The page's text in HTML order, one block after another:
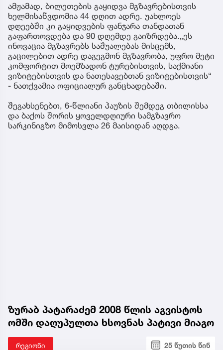
ამჟამად, ბილეთების გაყიდვა მგზავრებისთვის
ხელმისაწვდომია 44 დღით ადრე. უახლოეს
დღეებში კი გაყიდვების ფანჯარა თანდათან
გაფართოვდება და 90 დღემდე გაიზრდება.„ეს
ინოვაცია მგზავრებს საშუალებას მისცემს,
გაცილებით ადრე დაგეგმონ მგზავრობა, უფრო მეტი
კომფორტით მოემზადონ ტურებისთვის, საქმიანი
ვიზიტებისთვის და ნათესავებთან ვიზიტებისთვის“
- ნათქვამია ოფიციალურ განცხადებაში.
შეგახსენებთ, 6-წლიანი პაუზის შემდეგ თბილისსა
და ბაქოს შორის ყოველდღიური სამგზავრო
სარკინიგზო მიმოსვლა 26 მაისიდან აღდგა.
ზურაბ პატარაძემ 2008 წლის აგვისტოს
ომში დაღუპულთა ხსოვნას პატივი მიაგო
რეგიონი 25 წუთის წინ